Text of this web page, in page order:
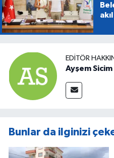
EDITÖR
Ayşem Sicim
Bunlar da ilginizi